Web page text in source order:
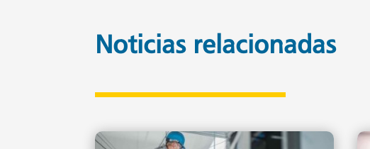
Noticias relacionadas